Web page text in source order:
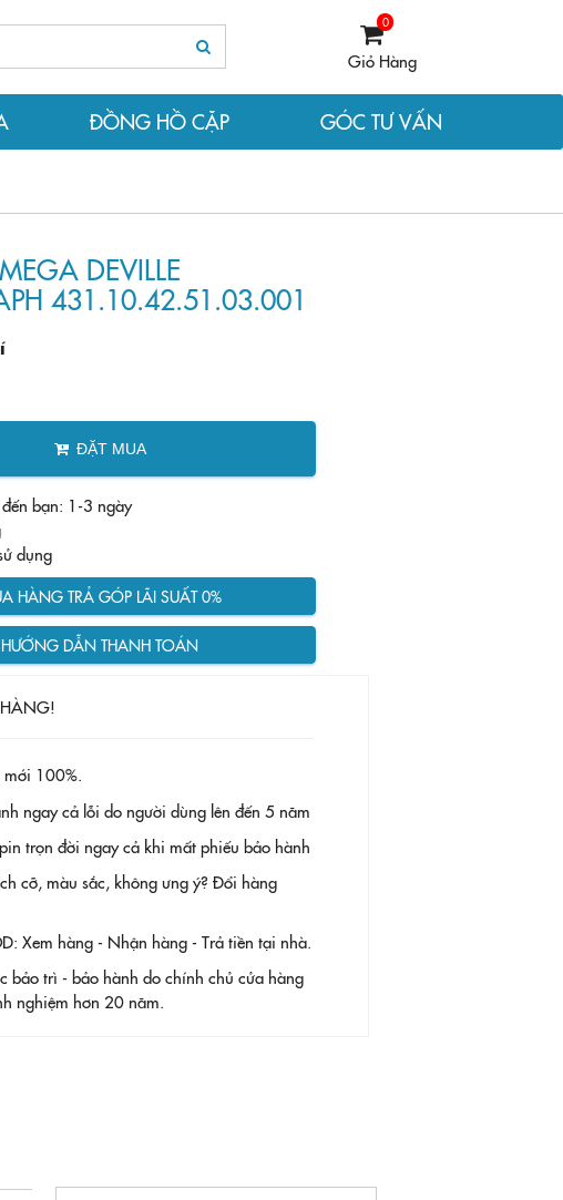
0
Giỏ Hàng
ĐỒNG HỒ CẶP GÓC TƯ VẤN
DEVILLE
431.10.42.51.03.001
ĐẶT MUA
bạn: 1-3 ngày
dụng
HÀNG TRẢ GÓP LÃI SUẤT 0%
HƯỚNG DẪN THANH TOÁN
mới 100%.
ngay cả lỗi do người dùng lên đến 5 năm
trọn đời ngay cả khi mất phiếu bảo hành
cỡ, màu sắc, không ưng ý? Đổi hàng
Xem hàng - Nhận hàng - Trả tiền tại nhà.
bảo trì - bảo hành do chính chủ cửa hàng
nghiệm hơn 20 năm.